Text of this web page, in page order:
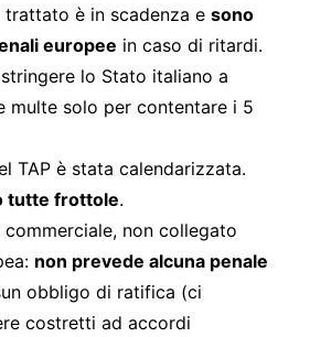
è in scadenza e sono
europee in caso di ritardi.
lo Stato italiano a
multe solo per contentare i 5
TAP è stata calendarizzata.
tutte frottole.
non collegato
non prevede alcuna penale
obbligo di ratifica (ci
costretti ad accordi